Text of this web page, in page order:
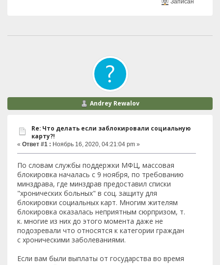
Записан
Andrey Rewalov
Re: Что делать если заблокировали социальную
карту?!
« Ответ #1 : Ноябрь 16, 2020, 04:21:04 pm »
По словам службы поддержки МФЦ, массовая
блокировка началась с 9 ноября, по требованию
минздрава, где минздрав предоставил списки
"хронических больных" в соц. защиту для
блокировки социальных карт. Многим жителям
блокировка оказалась неприятным сюрпризом, т.
к. многие из них до этого момента даже не
подозревали что относятся к категории граждан
с хроническими заболеваниями.
Если вам были выплаты от государства во время